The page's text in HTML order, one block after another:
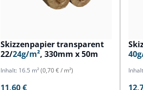
Skizzenpapier transparent
22/24g/m², 330mm x 50m
Inhalt: 16.5 m²(0,70 € / m²)
11,60 €